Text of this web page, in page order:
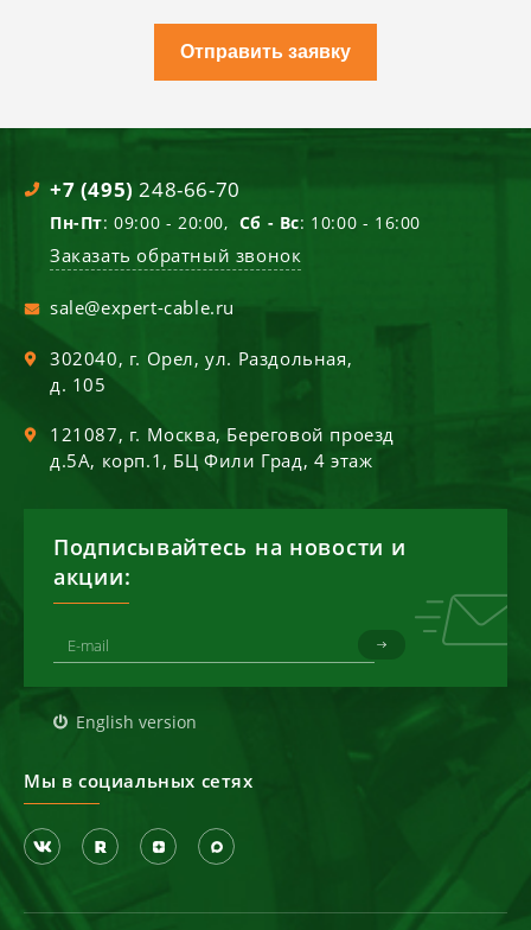
Отправить заявку
+7 (495) 248-66-70
Пн-Пт: 09:00 - 20:00, Сб - Вс: 10:00 - 16:00
Заказать обратный звонок
sale@expert-cable.ru
302040, г. Орел,ул. Раздольная,
д. 105
121087, г. Москва, Береговой проезд
д.5А, корп.1, БЦ Фили Град, 4 этаж
Подписывайтесь на новости и
акции:
English version
Мы в социальных сетях